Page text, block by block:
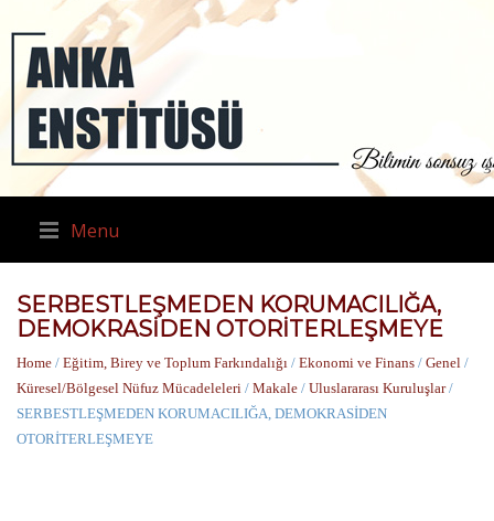
Menu
SERBESTLEŞMEDEN KORUMACILIĞA,
DEMOKRASİDEN OTORİTERLEŞMEYE
Home / Eğitim, Birey ve Toplum Farkındalığı / Ekonomi ve Finans / Genel /
Küresel/Bölgesel Nüfuz Mücadeleleri / Makale / Uluslararası Kuruluşlar/
SERBESTLEŞMEDEN KORUMACILIĞA, DEMOKRASİDEN
OTORİTERLEŞMEYE